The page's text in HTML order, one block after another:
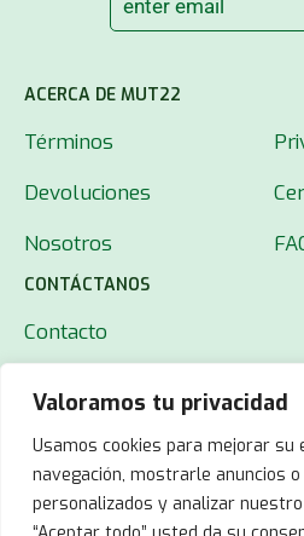
Valoramos tu privacidad
Usamos cookies para mejorar su
navegación, mostrarle anuncios
personalizados y analizar
ACERCA DE MUT22
Términos
Devoluciones
Nosotros
CONTÁCTANOS
Contacto